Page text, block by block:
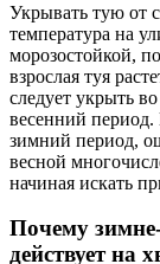
Укрывать тую от
температура на
морозостойкой,
взрослая туя
следует укрыть
весенний
зимний период,
весной
начиная искать
Почему зимне-
действует на